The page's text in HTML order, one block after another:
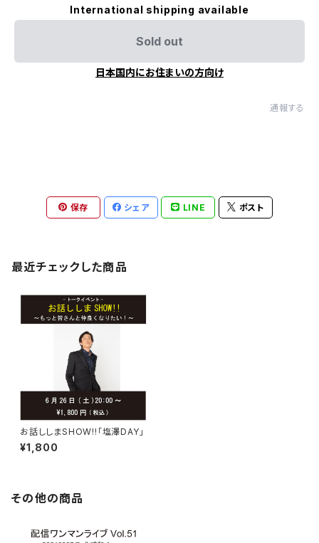
International shipping available
Sold out
日本国内にお住まいの方向け
通報する
保存 シェア LINE ポスト
最近チェックした商品
お話ししまSHOW!!「塩澤DAY」
¥1,800
その他の商品